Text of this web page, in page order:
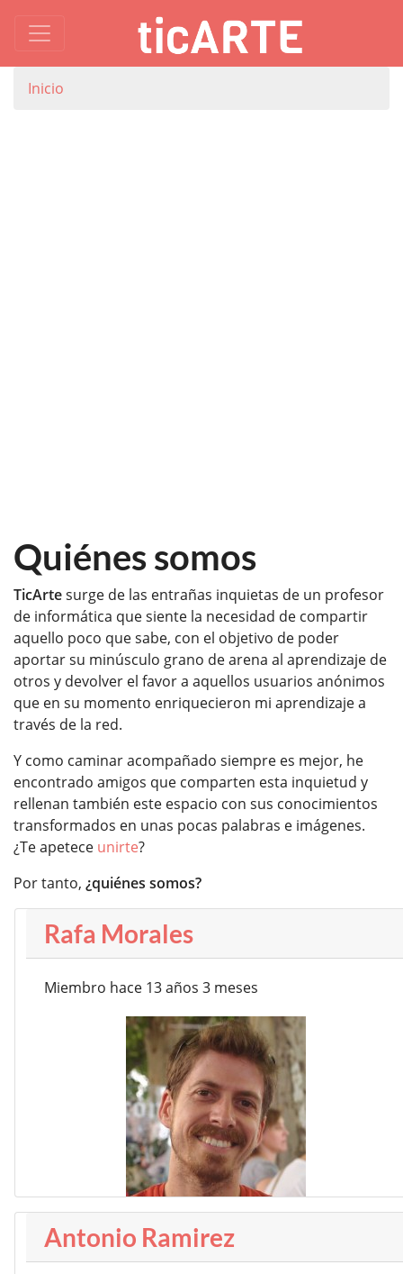
Inicio
Quiénes somos
TicArtesurge de las entrañas inquietas de un profesor
de informática que siente la necesidad de compartir
aquello poco que sabe, con el objetivo de poder
aportar su minúsculo grano de arena al aprendizaje de
otros y devolver el favor a aquellos usuarios anónimos
que en su momento enriquecieron mi aprendizaje a
través de la red.
Y como caminar acompañado siempre es mejor, he
encontrado amigos que comparten esta inquietud y
rellenan también este espacio con sus conocimientos
transformados en unas pocas palabras e imágenes.
¿Te apetece unirte?
Por tanto, ¿quiénes somos?
Rafa Morales
Miembro hace 13 años 3 meses
Antonio Ramirez